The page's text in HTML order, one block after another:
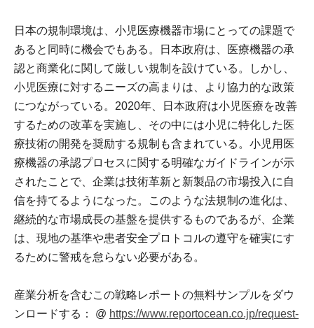
日本の規制環境は、小児医療機器市場にとっての課題で
あると同時に機会でもある。日本政府は、医療機器の承
認と商業化に関して厳しい規制を設けている。しかし、
小児医療に対するニーズの高まりは、より協力的な政策
につながっている。2020年、日本政府は小児医療を改善
するための改革を実施し、その中には小児に特化した医
療技術の開発を奨励する規制も含まれている。小児用医
療機器の承認プロセスに関する明確なガイドラインが示
されたことで、企業は技術革新と新製品の市場投入に自
信を持てるようになった。このような法規制の進化は、
継続的な市場成長の基盤を提供するものであるが、企業
は、現地の基準や患者安全プロトコルの遵守を確実にす
るために警戒を怠らない必要がある。
産業分析を含むこの戦略レポートの無料サンプルをダウ
ンロードする： @ https://www.reportocean.co.jp/request-